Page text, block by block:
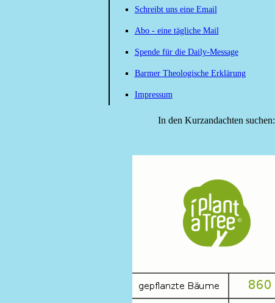
Schreibt uns eine Email
Abo - eine tägliche Mail
Spende für die Daily-Message
Barmer Theologische Erklärung
Impressum
In den Kurzandachten suchen: